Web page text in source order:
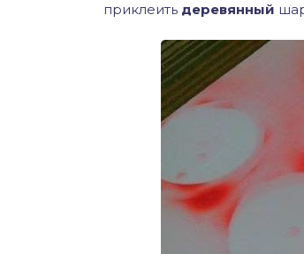
приклеить деревянный